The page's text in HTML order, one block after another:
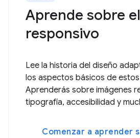
Aprende sobre
responsivo
Lee la historia del diseño
los aspectos básicos de
Aprenderás sobre imágenes
tipografía, accesibilidad y
Comenzar a aprender